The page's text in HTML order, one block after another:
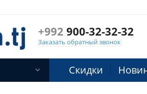
+992 900-32-32-32
Заказать обратный звонок
Скидки